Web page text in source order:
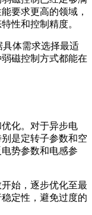
要求更高的领域，
性和控制精度。
体需求选择最适
磁控制方式都能在
化。对于异步电
是定转子参数和空
势参数和电感参
始，逐步优化至最
定性，避免过度的